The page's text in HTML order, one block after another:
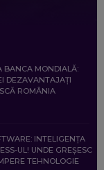
BANCA MONDIALĂ:
DEZAVANTAJAȚI
ROMÂNIA
INTELIGENȚA
UL! UNDE GREȘESC
TEHNOLOGIE